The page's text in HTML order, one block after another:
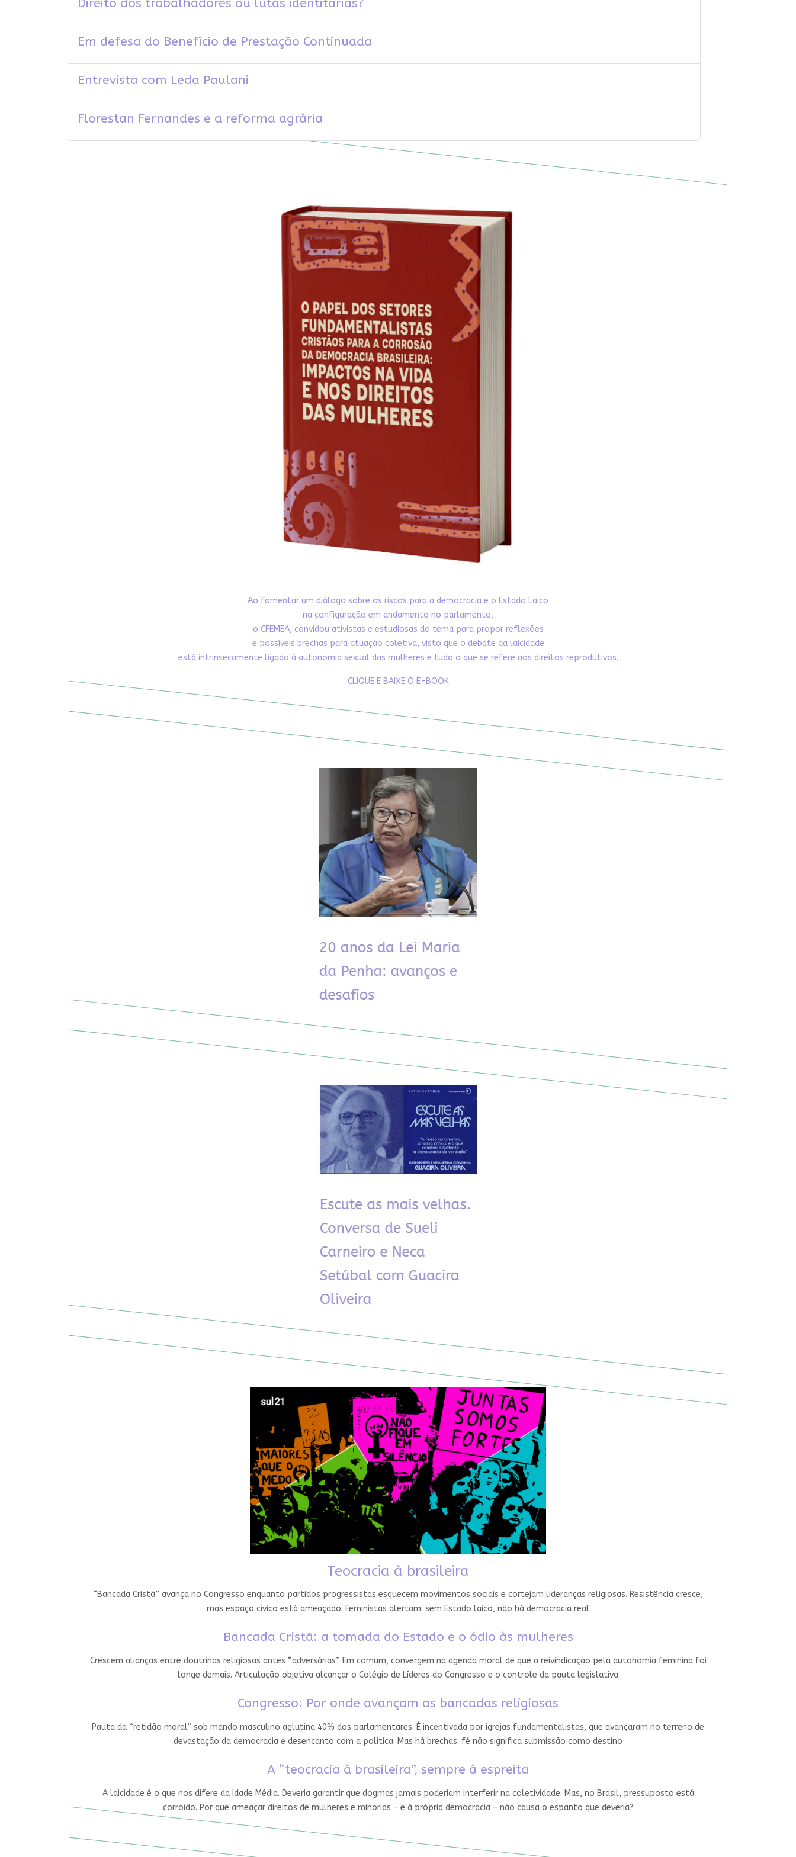
Direito dos trabalhadores ou lutas identitárias?
Em defesa do Benefício de Prestação Continuada
Entrevista com Leda Paulani
Florestan Fernandes e a reforma agrária
Ao fomentar um diálogo sobre os riscos para a democracia e o Estado Laico
na configuração em andamento no parlamento,
o CFEMEA, convidou ativistas e estudiosas do tema para propor reflexões
e possíveis brechas para atuação coletiva, visto que o debate da laicidade
está intrinsecamente ligado à autonomia sexual das mulheres e tudo o que se refere aos direitos reprodutivos.
CLIQUE E BAIXE O E-BOOK
Teocracia à brasileira
“Bancada Cristã” avança no Congresso enquanto partidos progressistas esquecem movimentos sociais e cortejam lideranças religiosas. Resistência cresce,
mas espaço cívico está ameaçado. Feministas alertam: sem Estado laico, não há democracia real
Bancada Cristã: a tomada do Estado e o ódio às mulheres
Crescem alianças entre doutrinas religiosas antes “adversárias”. Em comum, convergem na agenda moral de que a reivindicação pela autonomia feminina foi
longe demais. Articulação objetiva alcançar o Colégio de Líderes do Congresso e o controle da pauta legislativa
Congresso: Por onde avançam as bancadas religiosas
Pauta da “retidão moral” sob mando masculino aglutina 40% dos parlamentares. É incentivada por igrejas fundamentalistas, que avançaram no terreno de
devastação da democracia e desencanto com a política. Mas há brechas: fé não significa submissão como destino
A “teocracia à brasileira”, sempre à espreita
A laicidade é o que nos difere da Idade Média. Deveria garantir que dogmas jamais poderiam interferir na coletividade. Mas, no Brasil, pressuposto está
corroído. Por que ameaçar direitos de mulheres e minorias – e à própria democracia – não causa o espanto que deveria?